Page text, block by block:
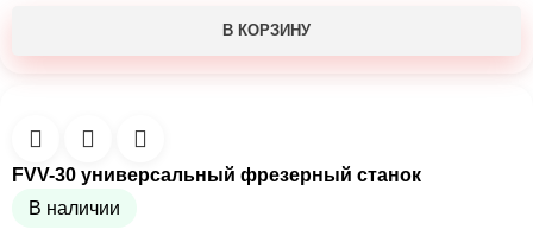
В КОРЗИНУ
FVV-30 универсальный фрезерный станок
В наличии